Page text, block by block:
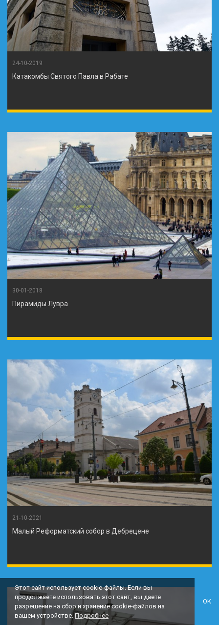
24-10-2019
Катакомбы Святого Павла в Рабате
30-01-2018
Пирамиды Лувра
21-10-2021
Малый Реформатский собор в Дебрецене
Этот сайт использует cookie-файлы. Если вы
продолжаете использовать этот сайт, вы даете
разрешение на сбор и хранение cookie-файлов на
вашем устройстве. Подробнее
OK